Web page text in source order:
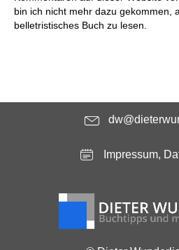
bin ich nicht mehr dazu gekommen,
belletristisches Buch zu lesen.
Impressum,